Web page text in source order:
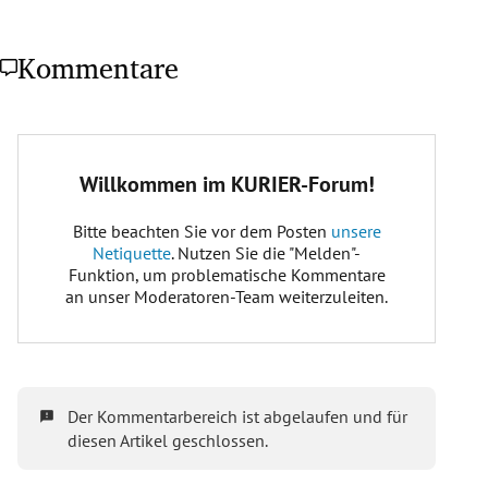
Kommentare